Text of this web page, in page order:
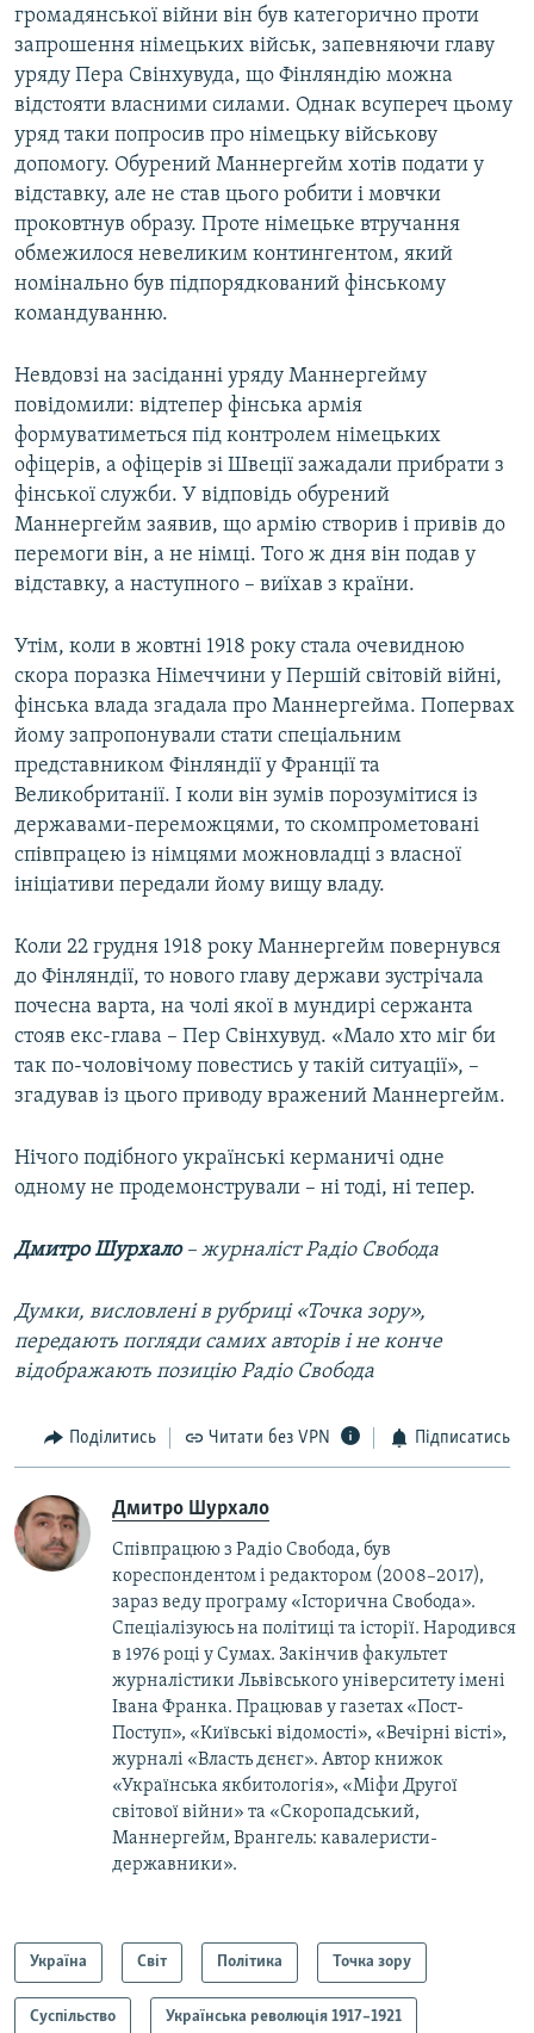
громадянської війни він був категорично проти
запрошення німецьких військ, запевняючи главу
уряду Пера Свінхувуда, що Фінляндію можна
відстояти власними силами. Однак всупереч цьому
уряд таки попросив про німецьку військову
допомогу. Обурений Маннергейм хотів подати у
відставку, але не став цього робити і мовчки
проковтнув образу. Проте німецьке втручання
обмежилося невеликим контингентом, який
номінально був підпорядкований фінському
командуванню.
Невдовзі на засіданні уряду Маннергейму
повідомили: відтепер фінська армія
формуватиметься під контролем німецьких
офіцерів, а офіцерів зі Швеції зажадали прибрати з
фінської служби. У відповідь обурений
Маннергейм заявив, що армію створив і привів до
перемоги він, а не німці. Того ж дня він подав у
відставку, а наступного – виїхав з країни.
Утім, коли в жовтні 1918 року стала очевидною
скора поразка Німеччини у Першій світовій війні,
фінська влада згадала про Маннергейма. Попервах
йому запропонували стати спеціальним
представником Фінляндії у Франції та
Великобританії. І коли він зумів порозумітися із
державами-переможцями, то скомпрометовані
співпрацею із німцями можновладці з власної
ініціативи передали йому вищу владу.
Коли 22 грудня 1918 року Маннергейм повернувся
до Фінляндії, то нового главу держави зустрічала
почесна варта, на чолі якої в мундирі сержанта
стояв екс-глава – Пер Свінхувуд. «Мало хто міг би
так по-чоловічому повестись у такій ситуації», –
згадував із цього приводу вражений Маннергейм.
Нічого подібного українські керманичі одне
одному не продемонстрували – ні тоді, ні тепер.
Дмитро Шурхало– журналіст Радіо Свобода
Думки, висловлені в рубриці «Точка зору»,
передають погляди самих авторів і не конче
відображають позицію Радіо Свобода
Поділитись Читати без VPN Підписатись
Дмитро Шурхало
Співпрацюю з Радіо Свобода, був
кореcпондентом і редактором (2008–2017),
зараз веду програму «Історична Свобода».
Спеціалізуюсь на політиці та історії. Народився
в 1976 році у Сумах. Закінчив факультет
журналістики Львівського університету імені
Івана Франка. Працював у газетах «Пост-
Поступ», «Київські відомості», «Вечірні вісті»,
журналі «Власть дєнєг». Автор книжок
«Українська якбитологія», «Міфи Другої
світової війни» та «Скоропадський,
Маннергейм, Врангель: кавалеристи-
державники».
Україна Світ Політика Точка зору
Суспільство Українська революція 1917–1921